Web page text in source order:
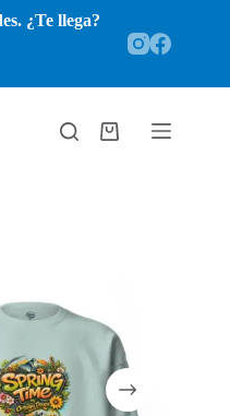
¿Te llega?
Carro